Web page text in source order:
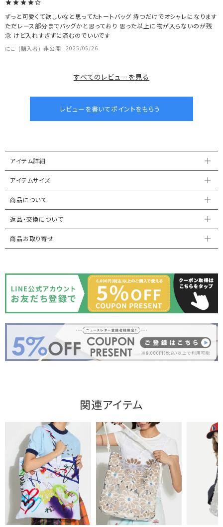
にこ 購入者 非公開 2025/05/26
ずっと可愛くて欲しいなと思ってたトートバッグ 持つだけでオシャレになります
ただレース部分までバッグかと思っており 思った以上に物が入らないのが残
念 けど入れすぎずに済むのでいいです
すべてのレビューを見る
アイテム詳細
アイテムサイズ
商品について
返品・交換について
商品お取り寄せ
関連アイテム